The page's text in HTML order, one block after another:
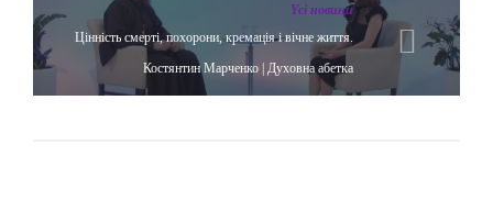
Yсі новини
Цінність смерті, похорони, кремація і вічне життя.
Костянтин Марченко | Духовна абетка